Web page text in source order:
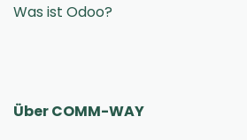
Was ist Odoo?
Über COMM-WAY